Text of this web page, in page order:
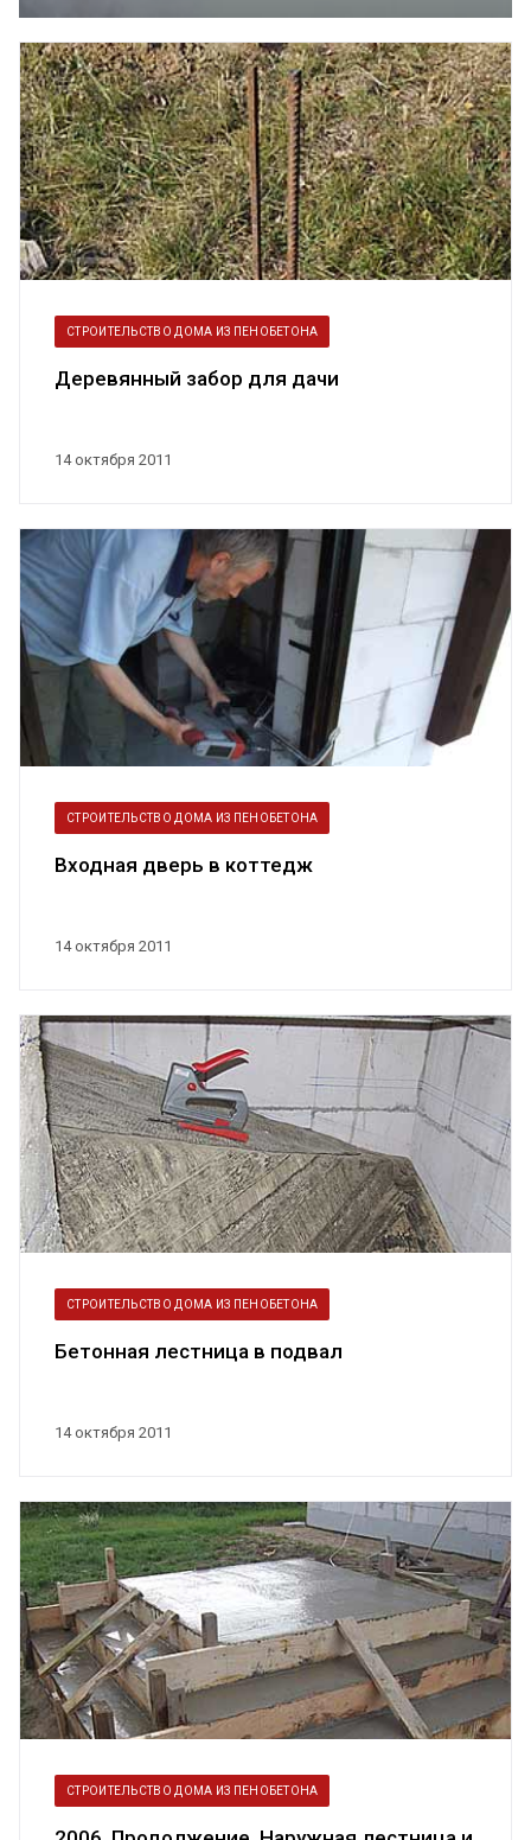
14 октября 2011
СТРОИТЕЛЬСТВО ДОМА ИЗ ПЕНОБЕТОНА
Деревянный забор для дачи
14 октября 2011
СТРОИТЕЛЬСТВО ДОМА ИЗ ПЕНОБЕТОНА
Входная дверь в коттедж
14 октября 2011
СТРОИТЕЛЬСТВО ДОМА ИЗ ПЕНОБЕТОНА
Бетонная лестница в подвал
СТРОИТЕЛЬСТВО ДОМА ИЗ ПЕНОБЕТОНА